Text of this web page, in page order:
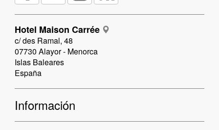
Hotel Maison Carrée
c/ des Ramal, 48
07730 Alayor - Menorca
Islas Baleares
España
Información